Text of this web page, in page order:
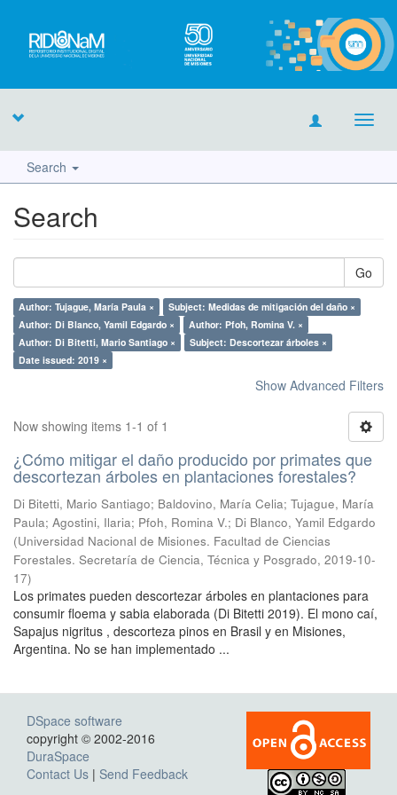
Search
Search
Go
Author: Tujague, María Paula ×
Subject: Medidas de mitigación del daño ×
Author: Di Blanco, Yamil Edgardo ×
Author: Pfoh, Romina V. ×
Author: Di Bitetti, Mario Santiago ×
Subject: Descortezar árboles ×
Date issued: 2019 ×
Show Advanced Filters
Now showing items 1-1 of 1
¿Cómo mitigar el daño producido por primates que
descortezan árboles en plantaciones forestales?
Di Bitetti, Mario Santiago; Baldovino, María Celia; Tujague, María
Paula; Agostini, Ilaria; Pfoh, Romina V.; Di Blanco, Yamil Edgardo
(Universidad Nacional de Misiones. Facultad de Ciencias
Forestales. Secretaría de Ciencia, Técnica y Posgrado, 2019-10-
17)
Los primates pueden descortezar árboles en plantaciones para
consumir floema y sabia elaborada (Di Bitetti 2019). El mono caí,
Sapajus nigritus , descorteza pinos en Brasil y en Misiones,
Argentina. No se han implementado ...
DSpace software
copyright © 2002-2016
DuraSpace
Contact Us | Send Feedback